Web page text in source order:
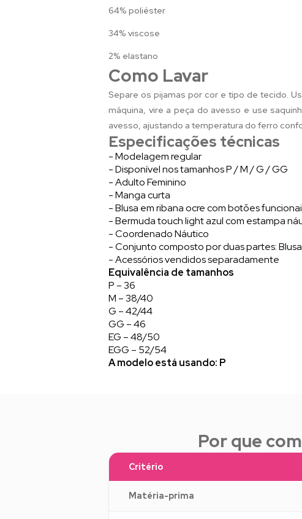
64% poliéster
34% viscose
2% elastano
Como Lavar
Separe os pijamas por cor e tipo de tecido.
máquina, vire a peça do avesso e use
avesso, ajustando a temperatura do ferro
Especificações técnicas
- Modelagem regular
- Disponível nos tamanhos P / M / G / GG
- Adulto Feminino
- Manga curta
- Blusa em ribana ocre com botões
- Bermuda touch light azul com estampa
- Coordenado Náutico
- Conjunto composto por duas partes:
- Acessórios vendidos separadamente
Equivalência de tamanhos
P – 36
M – 38/40
G – 42/44
GG – 46
EG – 48/50
EGG – 52/54
A modelo está usando: P
Por que
Critério
Matéria-prima